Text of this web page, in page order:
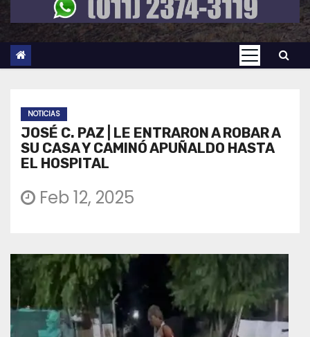
NOTICIAS
JOSÉ C. PAZ | LE ENTRARON A ROBAR A
SU CASA Y CAMINÓ APUÑALDO HASTA
EL HOSPITAL
Feb 12, 2025